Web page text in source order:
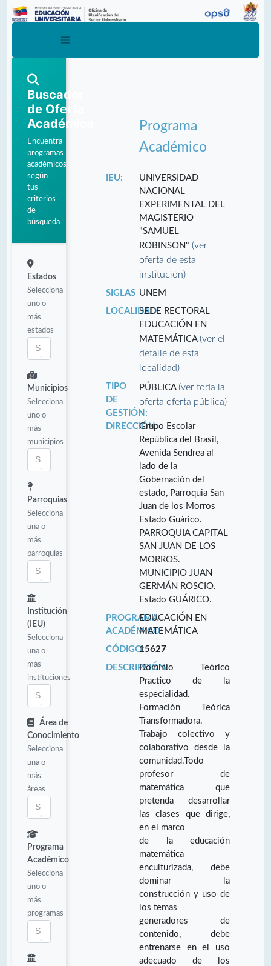
Buscador
de Oferta
Académica
Encuentra
programas
académicos
según
tus
criterios
de
búsqueda
Estados
Selecciona
uno o
más
estados
Municipios
Selecciona
uno o
más
municipios
Parroquias
Selecciona
una o
más
parroquias
Institución
(IEU)
Selecciona
una o
más
instituciones
Área de
Conocimiento
Selecciona
una o
más
áreas
Programa
Académico
Selecciona
uno o
más
programas
Programa
Académico
IEU:
UNIVERSIDAD
NACIONAL
EXPERIMENTAL DEL
MAGISTERIO
"SAMUEL
ROBINSON"(ver
oferta de esta
institución)
SIGLAS UNEM
LOCALIDAD:SEDE RECTORAL
EDUCACIÓN EN
MATEMÁTICA(ver el
detalle de esta
localidad)
TIPO
DE
GESTIÓN:
PÚBLICA(ver toda la
oferta oferta pública)
DIRECCIÓN:Grupo Escolar
República del Brasil,
Avenida Sendrea al
lado de la
Gobernación del
estado, Parroquia San
Juan de los Morros
Estado Guárico.
PARROQUIA CAPITAL
SAN JUAN DE LOS
MORROS.
MUNICIPIO JUAN
GERMÁN ROSCIO.
Estado GUÁRICO.
PROGRAMA
ACADÉMICO:
EDUCACIÓN EN
MATEMÁTICA
CÓDIGO:15627
DESCRIPCIÓN:Dominio Teórico
Practico de la
especialidad.
Formación Teórica
Transformadora.
Trabajo colectivo y
colaborativo desde la
comunidad.Todo
profesor de
matemática que
pretenda desarrollar
las clases que dirige,
en el marco
de la educación
matemática
enculturizada, debe
dominar la
construcción y uso de
los temas
generadores de
contenido, debe
entrenarse en el uso
adecuado de los